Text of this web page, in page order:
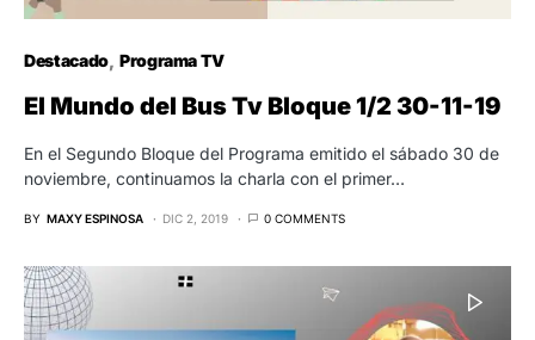
Destacado Programa TV
El Mundo del Bus Tv Bloque 1/2 30-11-19
En el Segundo Bloque del Programa emitido el sábado 30 de
noviembre, continuamos la charla con el primer…
BY MAXY ESPINOSA DIC 2, 2019 0 COMMENTS